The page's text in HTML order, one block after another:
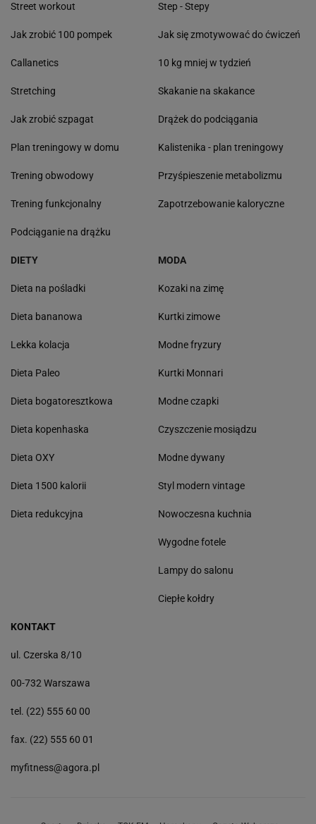
Street workout
Jak zrobić 100 pompek
Callanetics
Stretching
Jak zrobić szpagat
Plan treningowy w domu
Trening obwodowy
Trening funkcjonalny
Podciąganie na drążku
Step - Stepy
Jak się zmotywować do ćwiczeń
10 kg mniej w tydzień
Skakanie na skakance
Drążek do podciągania
Kalistenika - plan treningowy
Przyśpieszenie metabolizmu
Zapotrzebowanie kaloryczne
DIETY
Dieta na pośladki
Dieta bananowa
Lekka kolacja
Dieta Paleo
Dieta bogatoresztkowa
Dieta kopenhaska
Dieta OXY
Dieta 1500 kalorii
Dieta redukcyjna
MODA
Kozaki na zimę
Kurtki zimowe
Modne fryzury
Kurtki Monnari
Modne czapki
Czyszczenie mosiądzu
Modne dywany
Styl modern vintage
Nowoczesna kuchnia
Wygodne fotele
Lampy do salonu
Ciepłe kołdry
KONTAKT
ul. Czerska 8/10
00-732 Warszawa
tel. (22) 555 60 00
fax. (22) 555 60 01
myfitness@agora.pl